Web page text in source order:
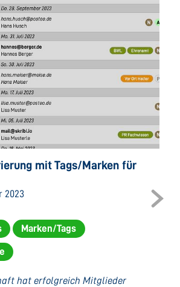
mit Tags/Marken für
2023
Marken/Tags
hat erfolgreich Mitglieder